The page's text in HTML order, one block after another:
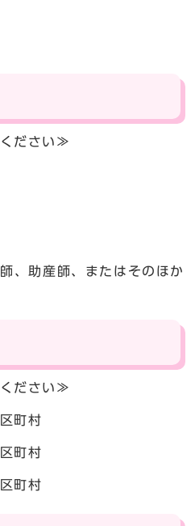
ださい≫
、助産師、またはそのほか
ださい≫
町村
町村
町村